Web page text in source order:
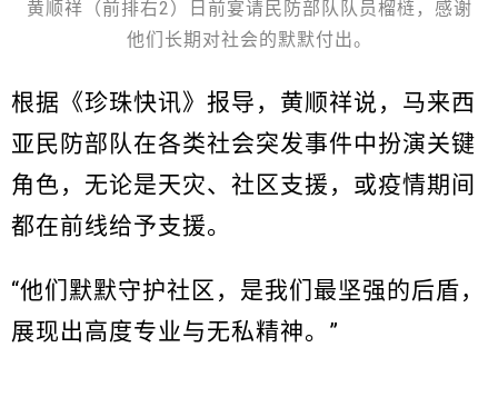
黄顺祥（前排右2）日前宴请民防部队队员榴梿，感谢
他们长期对社会的默默付出。
根据《珍珠快讯》报导，黄顺祥说，马来西
亚民防部队在各类社会突发事件中扮演关键
角色，无论是天灾、社区支援，或疫情期间
都在前线给予支援。
“他们默默守护社区，是我们最坚强的后盾，
展现出高度专业与无私精神。”